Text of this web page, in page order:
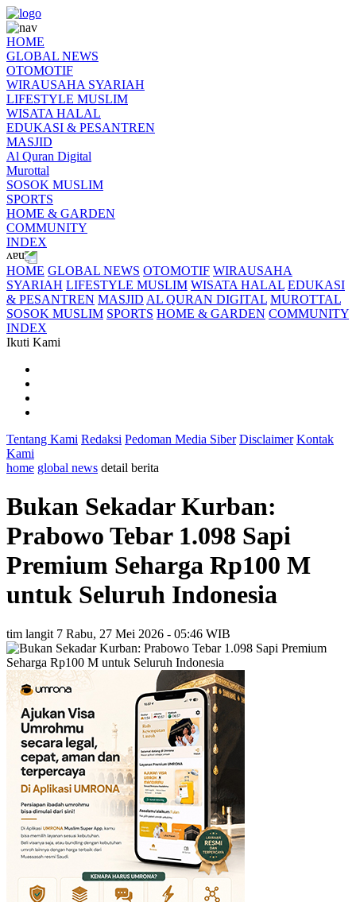
HOME
GLOBAL NEWS
OTOMOTIF
WIRAUSAHA SYARIAH
LIFESTYLE MUSLIM
WISATA HALAL
EDUKASI & PESANTREN
MASJID
Al Quran Digital
Murottal
SOSOK MUSLIM
SPORTS
HOME & GARDEN
COMMUNITY
INDEX
HOME GLOBAL NEWS OTOMOTIF WIRAUSAHA
SYARIAH LIFESTYLE MUSLIM WISATA HALAL EDUKASI
& PESANTREN MASJID AL QURAN DIGITAL MUROTTAL
SOSOK MUSLIM SPORTS HOME & GARDEN COMMUNITY
INDEX
Ikuti Kami
Tentang Kami Redaksi Pedoman Media Siber Disclaimer Kontak
Kami
home global news detail berita
Bukan Sekadar Kurban:
Prabowo Tebar 1.098 Sapi
Premium Seharga Rp100 M
untuk Seluruh Indonesia
tim langit 7 Rabu, 27 Mei 2026 - 05:46 WIB